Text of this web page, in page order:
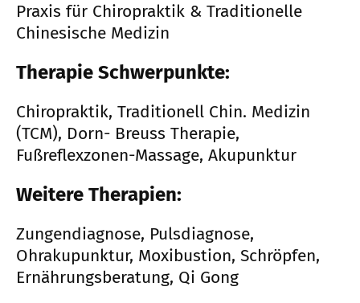
Praxis für Chiropraktik & Traditionelle
Chinesische Medizin
Therapie Schwerpunkte:
Chiropraktik, Traditionell Chin. Medizin
(TCM), Dorn- Breuss Therapie,
Fußreflexzonen-Massage, Akupunktur
Weitere Therapien:
Zungendiagnose, Pulsdiagnose,
Ohrakupunktur, Moxibustion, Schröpfen,
Ernährungsberatung, Qi Gong